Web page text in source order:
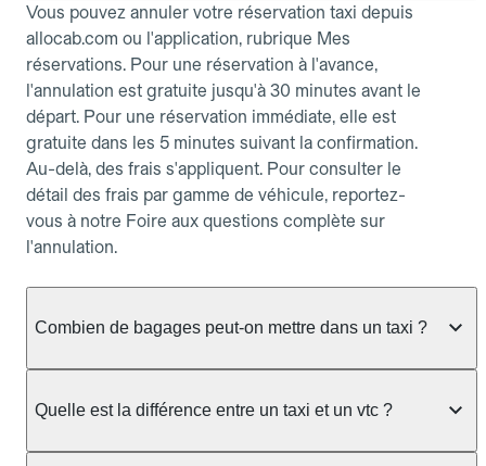
Vous pouvez annuler votre réservation taxi depuis
allocab.com ou l'application, rubrique Mes
réservations. Pour une réservation à l'avance,
l'annulation est gratuite jusqu'à 30 minutes avant le
départ. Pour une réservation immédiate, elle est
gratuite dans les 5 minutes suivant la confirmation.
Au-delà, des frais s'appliquent. Pour consulter le
détail des frais par gamme de véhicule, reportez-
vous à notre Foire aux questions complète sur
l'annulation.
Combien de bagages peut-on mettre dans un taxi ?
taxi berline accueille en général jusqu'à 3 bagages
ou nombreux, précisez-le dans le champ "Message
Quelle est la différence entre un taxi et un vtc ?